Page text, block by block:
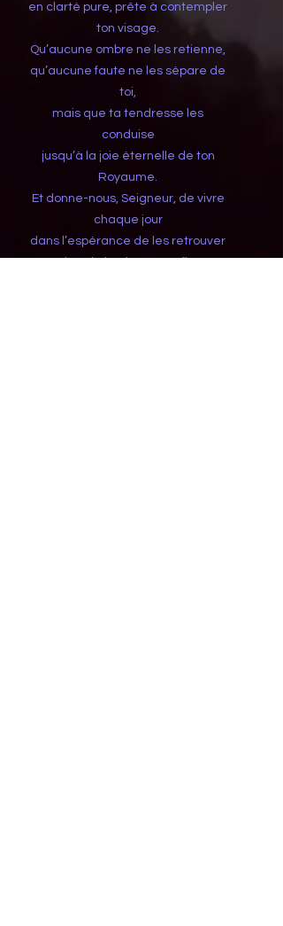
en clarté pure, prête à contempler
ton visage.
Qu’aucune ombre ne les retienne,
qu’aucune faute ne les sépare de
toi,
mais que ta tendresse les
conduise
jusqu’à la joie éternelle de ton
Royaume.
Et donne-nous, Seigneur, de vivre
chaque jour
dans l’espérance de les retrouver